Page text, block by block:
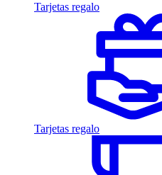
Tarjetas regalo
Tarjetas regalo